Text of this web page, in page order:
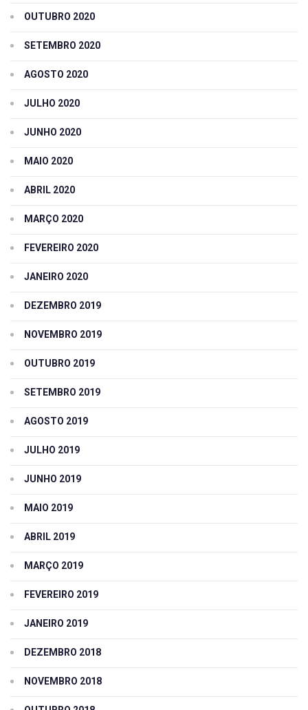
OUTUBRO 2020
SETEMBRO 2020
AGOSTO 2020
JULHO 2020
JUNHO 2020
MAIO 2020
ABRIL 2020
MARÇO 2020
FEVEREIRO 2020
JANEIRO 2020
DEZEMBRO 2019
NOVEMBRO 2019
OUTUBRO 2019
SETEMBRO 2019
AGOSTO 2019
JULHO 2019
JUNHO 2019
MAIO 2019
ABRIL 2019
MARÇO 2019
FEVEREIRO 2019
JANEIRO 2019
DEZEMBRO 2018
NOVEMBRO 2018